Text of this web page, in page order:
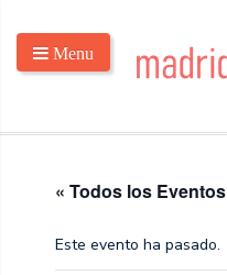
Menu
« Todos los Eventos
Este evento ha pasado.